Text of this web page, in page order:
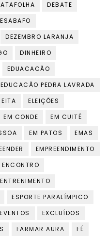
DEBATE
DEZEMBRO LARANJA
DINHEIRO
EDUACACÃO
EDUCACÃO PEDRA LAVRADA
EITA
ELEIÇÕES
EM CONDE
EM CUITÉ
EM PATOS
EMAS
EMPREENDIMENTO
ENCONTRO
ENTRENIMENTO
ESPORTE PARALÍMPICO
EVENTOS
EXCLUÍDOS
FARMAR AURA
FÉ